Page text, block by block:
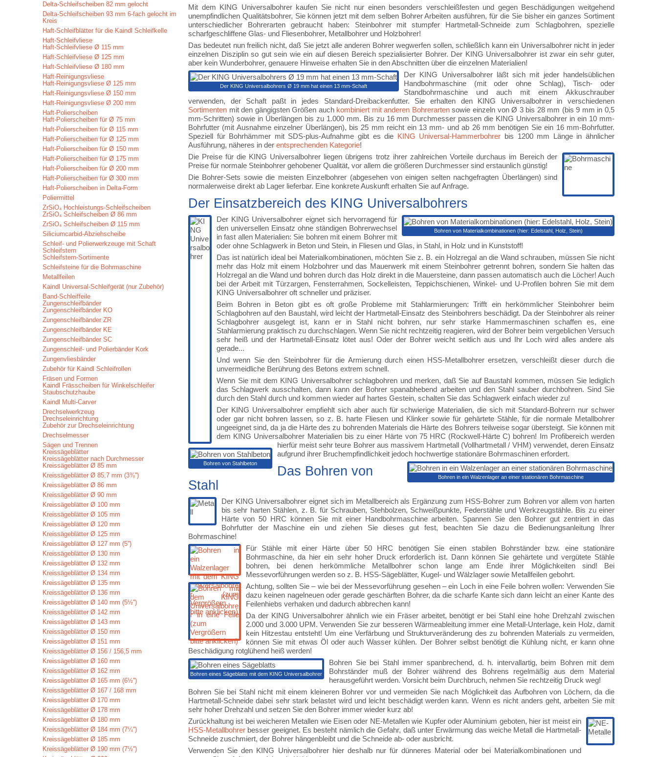
Delta-Schleifscheiben 82 mm gelocht
Delta-Schleifscheiben 93 mm 6-fach gelocht im
Kreis
Haft-Schleifblätter für die Kaindl Schleifkelle
Haft-Schleifvliese
Haft-Schleifvliese Ø 115 mm
Haft-Schleifvliese Ø 125 mm
Haft-Schleifvliese Ø 180 mm
Haft-Reinigungsvliese
Haft-Reinigungsvliese Ø 125 mm
Haft-Reinigungsvliese Ø 150 mm
Haft-Reinigungsvliese Ø 200 mm
Haft-Polierscheiben
Haft-Polierscheiben für Ø 75 mm
Haft-Polierscheiben für Ø 115 mm
Haft-Polierscheiben für Ø 125 mm
Haft-Polierscheiben für Ø 150 mm
Haft-Polierscheiben für Ø 175 mm
Haft-Polierscheiben für Ø 200 mm
Haft-Polierscheiben für Ø 300 mm
Haft-Polierscheiben in Delta-Form
Poliermittel
ZrSiO₄ Hochleistungs-Schleifscheiben
ZrSiO₄ Schleifscheiben Ø 86 mm
ZrSiO₄ Schleifscheiben Ø 115 mm
Siliciumcarbid-Abziehscheibe
Schleif- und Polierwerkzeuge mit Schaft
Schleifstern
Schleifstern-Sortimente
Schleifsteine für die Bohrmaschine
Metallfeilen
Kaindl Universal-Schleifgerät (nur Zubehör)
Band-Schleiffeile
Zungenschleifbänder
Zungenschleifbänder KO
Zungenschleifbänder ZR
Zungenschleifbänder KE
Zungenschleifbänder SC
Zungenschleif- und Polierbänder Kork
Zungenvliesbänder
Zubehör für Kaindl Schleifrollen
Fräsen und Formen
Kaindl Frässcheiben für Winkelschleifer
Staubschutzhaube
Kaindl Multi-Carver
Drechselwerkzeug
Drechseleinrichtung
Zubehör zur Drechseleinrichtung
Drechselmesser
Sägen und Trennen
Kreissägeblätter
Kreissägeblätter nach Durchmesser
Kreissägeblätter Ø 85 mm
Kreissägeblätter Ø 85,7 mm (3⅜'')
Kreissägeblätter Ø 86 mm
Kreissägeblätter Ø 90 mm
Kreissägeblätter Ø 100 mm
Kreissägeblätter Ø 105 mm
Kreissägeblätter Ø 120 mm
Kreissägeblätter Ø 125 mm
Kreissägeblätter Ø 127 mm (5'')
Kreissägeblätter Ø 130 mm
Kreissägeblätter Ø 132 mm
Kreissägeblätter Ø 134 mm
Kreissägeblätter Ø 135 mm
Kreissägeblätter Ø 136 mm
Kreissägeblätter Ø 140 mm (5½'')
Kreissägeblätter Ø 142 mm
Kreissägeblätter Ø 143 mm
Kreissägeblätter Ø 150 mm
Kreissägeblätter Ø 151 mm
Kreissägeblätter Ø 156 / 156,5 mm
Kreissägeblätter Ø 160 mm
Kreissägeblätter Ø 162 mm
Kreissägeblätter Ø 165 mm (6½'')
Kreissägeblätter Ø 167 / 168 mm
Kreissägeblätter Ø 170 mm
Kreissägeblätter Ø 178 mm
Kreissägeblätter Ø 180 mm
Kreissägeblätter Ø 184 mm (7¼'')
Kreissägeblätter Ø 185 mm
Kreissägeblätter Ø 190 mm (7½'')
Mit dem KING Universalbohrer kaufen Sie nicht nur einen besonders verschleißfesten und gegen Beschädigungen weitgehend
unempfindlichen Qualitätsbohrer, Sie können jetzt mit dem selben Bohrer Arbeiten ausführen, für die Sie bisher ein ganzes Sortiment
unterschiedlicher Bohrerarten gebraucht haben: Steinbohrer mit stumpfer Hartmetall-Schneide zum Schlagbohren, spezielle
scharfgeschliffene Glas- und Fliesenbohrer, Metallbohrer und Holzbohrer!
Das bedeutet nun freilich nicht, daß Sie jetzt alle anderen Bohrer wegwerfen sollen, schließlich kann ein Universalbohrer nicht in jeder
einzelnen Disziplin so gut sein wie ein auf diesen Bereich spezialisierter Bohrer. Der KING Universalbohrer ist zwar ein sehr guter,
aber kein Wunderbohrer, genauere Hinweise erhalten Sie in den Abschnitten über die einzelnen Materialien!
Der KING Universalbohrers Ø 19 mm hat einen 13 mm-Schaft
Der KING Universalbohrer läßt sich mit jeder handelsüblichen
Handbohrmaschine (mit oder ohne Schlag), Tisch- oder
Standbohrmaschine und auch mit einem Akkuschrauber
verwenden, der Schaft paßt in jedes Standard-Dreibackenfutter. Sie erhalten den KING Universalbohrer in verschiedenen
Sortimenten mit den gängigsten Größen auch kombiniert mit anderen Bohrerartensowie einzeln von Ø 3 bis 28 mm (bis 9 mm in 0,5
mm-Schritten) sowie in Überlängen bis zu 1.000 mm. Bis zu 16 mm Durchmesser passen die KING Universalbohrer in ein 10 mm-
Bohrfutter (mit Ausnahme einzelner Überlängen), bis 25 mm reicht ein 13 mm- und ab 26 mm benötigen Sie ein 16 mm-Bohrfutter.
Speziell für Bohrhämmer mit SDS-plus-Aufnahme gibt es die KING Universal-Hammerbohrer bis 1200 mm Länge in ähnlicher
Ausführung, näheres in der entsprechenden Kategorie!
Die Preise für die KING Universalbohrer liegen übrigens trotz ihrer zahlreichen Vorteile durchaus im Bereich der
Preise für normale Steinbohrer gehobener Qualität, vor allem die größeren Durchmesser sind erstaunlich günstig!
Die Bohrer-Sets sowie die meisten Einzelbohrer (abgesehen von einigen selten nachgefragten Überlängen) sind
normalerweise direkt ab Lager lieferbar. Eine konkrete Auskunft erhalten Sie auf Anfrage.
Der Einsatzbereich des KING Universalbohrers
Bohren von Materialkombinationen (hier: Edelstahl, Holz, Stein)
Der KING Universalbohrer eignet sich hervorragend für
den universellen Einsatz ohne ständigen Bohrerwechsel
in fast allen Materialien: Sie bohren mit einem Bohrer mit
oder ohne Schlagwerk in Beton und Stein, in Fliesen und Glas, in Stahl, in Holz und in Kunststoff!
Das ist natürlich ideal bei Materialkombinationen, möchten Sie z. B. ein Holzregal an die Wand schrauben, müssen Sie nicht
mehr das Holz mit einem Holzbohrer und das Mauerwerk mit einem Steinbohrer getrennt bohren, sondern Sie halten das
Holzregal an die Wand und bohren durch das Holz direkt in die Mauersteine, dann passen automatisch auch die Löcher! Auch
bei der Arbeit mit Türzargen, Fensterrahmen, Sockelleisten, Teppichschienen, Winkel- und U-Profilen bohren Sie mit dem
KING Universalbohrer oft schneller und präziser.
Beim Bohren in Beton gibt es oft große Probleme mit Stahlarmierungen: Trifft ein herkömmlicher Steinbohrer beim
Schlagbohren auf den Baustahl, wird leicht der Hartmetall-Einsatz des Steinbohrers beschädigt. Da der Steinbohrer als reiner
Schlagbohrer ausgelegt ist, kann er in Stahl nicht bohren, nur sehr starke Hammermaschinen schaffen es, eine
Stahlarmierung praktisch zu durchschlagen. Wenn Sie nicht rechtzeitig reagieren, wird der Bohrer beim vergeblichen Versuch
sehr heiß und der Hartmetall-Einsatz lötet aus! Oder der Bohrer weicht seitlich aus und Ihr Loch wird alles andere als
gerade...
Und wenn Sie den Steinbohrer für die Armierung durch einen HSS-Metallbohrer ersetzen, verschleißt dieser durch die
unvermeidliche Berührung des Betons extrem schnell.
Bohren von Stahlbeton
Wenn Sie mit dem KING Universalbohrer schlagbohren und merken, daß Sie auf Baustahl kommen, müssen Sie lediglich
das Schlagwerk ausschalten, dann kann der Bohrer spanabhebend arbeiten und den Stahl sauber durchbohren. Sind Sie
durch den Stahl durch und kommen wieder auf hartes Gestein, schalten Sie das Schlagwerk einfach wieder zu!
Der KING Universalbohrer empfiehlt sich aber auch für schwierige Materialien, die sich mit Standard-Bohrern nur schwer
oder gar nicht bohren lassen, so z. B. harte Fliesen und Klinker sowie für gehärtete Stähle, für die normale Metallbohrer
ungeeignet sind, da ja die Härte des zu bohrenden Materials die Härte des Bohrers teilweise sogar übersteigt. Sie können mit
dem KING Universalbohrer Materialien bis zu einer Härte von 75 HRC (Rockwell-Härte C) bohren! Im Profibereich werden
hierfür meist sehr teure Bohrer aus massivem Hartmetall (Vollhartmetall / VHM) verwendet, deren Einsatz
aufgrund ihrer Bruchempfindlichkeit jedoch hochwertige stationäre Bohrmaschinen erfordert.
Bohren in ein Walzenlager an einer stationären Bohrmaschine
Das Bohren von
Stahl
Der KING Universalbohrer eignet sich im Metallbereich als Ergänzung zum HSS-Bohrer zum Bohren vor allem von harten
bis sehr harten Stählen, z. B. für Schrauben, Stehbolzen, Schweißpunkte, Federstähle und Werkzeugstähle. Bis zu einer
Härte von 50 HRC können Sie mit einer Handbohrmaschine arbeiten. Spannen Sie den Bohrer gut zentriert in das
Bohrfutter der Maschine ein und ziehen Sie dieses gut fest, beachten Sie dazu die Bedienungsanleitung Ihrer
Bohrmaschine!
Für Stähle mit einer Härte über 50 HRC benötigen Sie einen stabilen Bohrständer bzw. eine stationäre
Bohrmaschine, da hier ein sehr hoher Druck erforderlich ist. Dann können Sie gehärtete und vergütete Stähle
bohren, bei denen herkömmliche Metallbohrer schon lange am Ende ihrer Möglichkeiten sind! Bei
Messevorführungen werden so z. B. HSS-Sägeblätter, Kugel- und Wälzlager sowie Metallfeilen gebohrt.
Achtung, sollten Sie – wie bei der Messevorführung gesehen – ein Loch in eine Feile bohren wollen: Verwenden Sie
dazu keinen nagelneuen oder gerade geschärften Bohrer, da die scharfe Kante sich dann leicht an einer Kante des
Feilenhiebs verhaken und dadurch abbrechen kann!
Da der KING Universalbohrer ähnlich wie ein Fräser arbeitet, benötigt er bei Stahl eine hohe Drehzahl zwischen
2.000 und 3.000 UPM. Verwenden Sie zur besseren Wärmeableitung immer eine Metall-Unterlage, kein Holz, damit
kein Hitzestau entsteht! Um eine Verfärbung und Strukturveränderung des zu bohrenden Materials zu vermeiden,
können Sie mit etwas Öl oder auch Wasser kühlen. Der Bohrer selbst benötigt die Kühlung nicht, er kann ohne
Beschädigung rotglühend heiß werden!
Bohren eines Sägeblatts mit dem KING Universalbohrer
Bohren Sie bei Stahl immer spanbrechend, d. h. intervallartig, beim Bohren mit dem
Bohrständer muß der Bohrer während des Bohrens regelmäßig aus dem Material
herausgeführt werden. Vorsicht beim Durchbruch, nehmen Sie rechtzeitig Druck weg!
Bohren Sie bei Stahl nicht mit einem kleineren Bohrer vor und vermeiden Sie nach Möglichkeit das Aufbohren von Löchern, da die
Hartmetall-Schneide dabei sehr stark belastet wird und leicht beschädigt werden kann. Wenn es nicht anders geht, arbeiten Sie mit
sehr hoher Drehzahl und setzen Sie den Bohrer immer wieder kurz ab!
Zurückhaltung ist bei weicheren Metallen wie Eisen oder NE-Metallen wie Kupfer oder Aluminium geboten, hier ist meist ein
HSS-Metallbohrer besser geeignet. Es besteht nämlich die Gefahr, daß unter Erwärmung das weiche Metall die Hartmetall-
Schneide zuschmiert, der Bohrer hängenbleibt und die Schneide ab- oder ausbricht.
Verwenden Sie den KING Universalbohrer hier deshalb nur für dünneres Material oder bei Materialkombinationen und